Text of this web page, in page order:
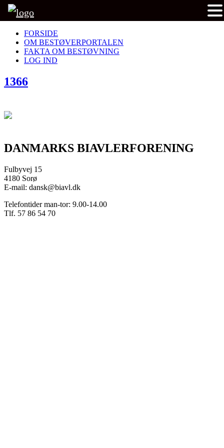
FORSIDE
OM BESTØVERPORTALEN
FAKTA OM BESTØVNING
LOG IND
1366
DANMARKS BIAVLERFORENING
Fulbyvej 15
4180 Sorø
E-mail: dansk@biavl.dk
Telefontider man-tor: 9.00-14.00
Tlf. 57 86 54 70